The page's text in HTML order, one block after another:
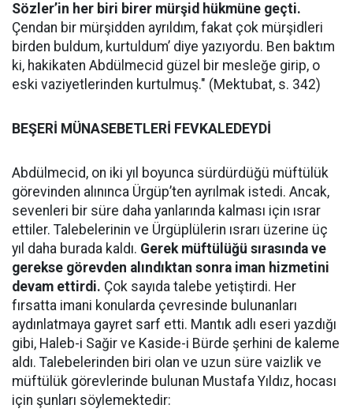
Sözler’in her biri birer mürşid hükmüne geçti.
Çendan bir mürşidden ayrıldım, fakat çok mürşidleri
birden buldum, kurtuldum’ diye yazıyordu. Ben baktım
ki, hakikaten Abdülmecid güzel bir mesleğe girip, o
eski vaziyetlerinden kurtulmuş." (Mektubat, s. 342)
BEŞERİ MÜNASEBETLERİ FEVKALEDEYDİ
Abdülmecid, on iki yıl boyunca sürdürdüğü müftülük
görevinden alınınca Ürgüp’ten ayrılmak istedi. Ancak,
sevenleri bir süre daha yanlarında kalması için ısrar
ettiler. Talebelerinin ve Ürgüplülerin ısrarı üzerine üç
yıl daha burada kaldı. Gerek müftülüğü sırasında ve
gerekse görevden alındıktan sonra iman hizmetini
devam ettirdi. Çok sayıda talebe yetiştirdi. Her
fırsatta imani konularda çevresinde bulunanları
aydınlatmaya gayret sarf etti. Mantık adlı eseri yazdığı
gibi, Haleb-i Sağir ve Kaside-i Bürde şerhini de kaleme
aldı. Talebelerinden biri olan ve uzun süre vaizlik ve
müftülük görevlerinde bulunan Mustafa Yıldız, hocası
için şunları söylemektedir: